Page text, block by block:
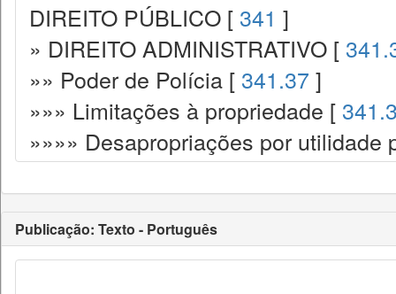
DIREITO PÚBLICO [ 341 ]
» DIREITO ADMINISTRATIVO [
»» Poder de Polícia [ 341.37 ]
»»» Limitações à propriedade [
»»»» Desapropriações por utilidade
Publicação: Texto - Português